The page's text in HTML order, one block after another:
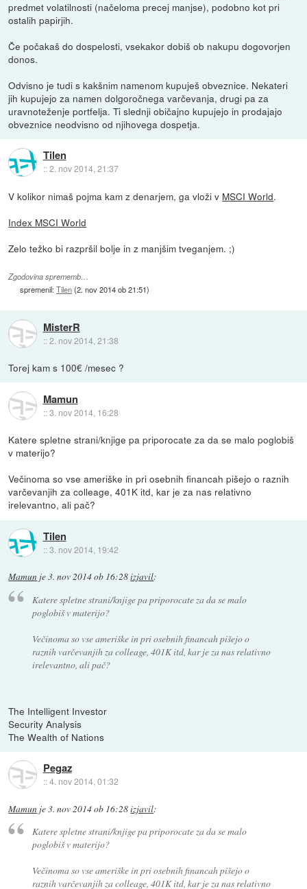
predmet volatilnosti (načeloma precej manjse), podobno kot pri
ostalih papirjih.
Če počakaš do dospelosti, vsekakor dobiš ob nakupu dogovorjen
donos.
Odvisno je tudi s kakšnim namenom kupuješ obveznice. Nekateri
jih kupujejo za namen dolgoročnega varčevanja, drugi pa za
uravnoteženje portfelja. Ti slednji običajno kupujejo in prodajajo
obveznice neodvisno od njihovega dospetja.
Tilen
::2. nov 2014, 21:37
V kolikor nimaš pojma kam z denarjem, ga vloži v MSCI World.
Index MSCI World
Zelo težko bi razpršil bolje in z manjšim tveganjem. ;)
Zgodovina sprememb…
spremenil:Tilen(2. nov 2014 ob 21:51)
MisterR
::2. nov 2014, 21:38
Torej kam s 100€ /mesec ?
Mamun
::3. nov 2014, 16:28
Katere spletne strani/knjige pa priporocate za da se malo poglobiš
v materijo?
Večinoma so vse ameriške in pri osebnih financah pišejo o raznih
varčevanjih za colleage, 401K itd, kar je za nas relativno
irelevantno, ali pač?
Tilen
::3. nov 2014, 19:42
Mamun je3. nov 2014 ob 16:28izjavil:
Katere spletne strani/knjige pa priporocate za da se malo
poglobiš v materijo?
Večinoma so vse ameriške in pri osebnih financah pišejo o
raznih varčevanjih za colleage, 401K itd, kar je za nas relativno
irelevantno, ali pač?
The Intelligent Investor
Security Analysis
The Wealth of Nations
Pegaz
::4. nov 2014, 01:32
Mamun je3. nov 2014 ob 16:28izjavil:
Katere spletne strani/knjige pa priporocate za da se malo
poglobiš v materijo?
Večinoma so vse ameriške in pri osebnih financah pišejo o
raznih varčevanjih za colleage, 401K itd, kar je za nas relativno